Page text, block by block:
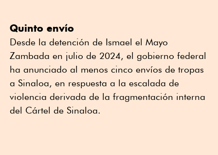
Quinto envío
Desde la detención de Ismael el Mayo
Zambada en julio de 2024, el gobierno federal
ha anunciado al menos cinco envíos de tropas
a Sinaloa, en respuesta a la escalada de
violencia derivada de la fragmentación interna
del Cártel de Sinaloa.